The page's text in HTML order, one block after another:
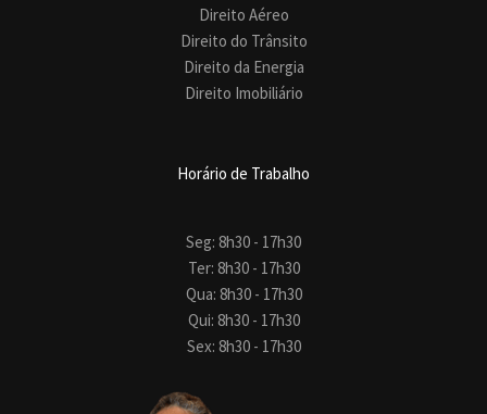
Direito Aéreo
Direito do Trânsito
Direito da Energia
Direito Imobiliário
Horário de Trabalho
Seg: 8h30 - 17h30
Ter: 8h30 - 17h30
Qua: 8h30 - 17h30
Qui: 8h30 - 17h30
Sex: 8h30 - 17h30